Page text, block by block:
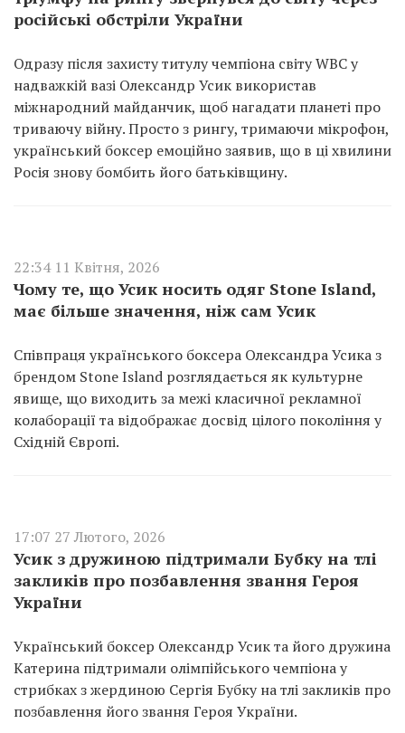
російські обстріли України
Одразу після захисту титулу чемпіона світу WBC у
надважкій вазі Олександр Усик використав
міжнародний майданчик, щоб нагадати планеті про
триваючу війну. Просто з рингу, тримаючи мікрофон,
український боксер емоційно заявив, що в ці хвилини
Росія знову бомбить його батьківщину.
22:34 11 Квітня, 2026
Чому те, що Усик носить одяг Stone Island,
має більше значення, ніж сам Усик
Співпраця українського боксера Олександра Усика з
брендом Stone Island розглядається як культурне
явище, що виходить за межі класичної рекламної
колаборації та відображає досвід цілого покоління у
Східній Європі.
17:07 27 Лютого, 2026
Усик з дружиною підтримали Бубку на тлі
закликів про позбавлення звання Героя
України
Український боксер Олександр Усик та його дружина
Катерина підтримали олімпійського чемпіона у
стрибках з жердиною Сергія Бубку на тлі закликів про
позбавлення його звання Героя України.